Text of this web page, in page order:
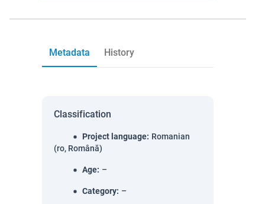
Metadata History
Classification
Project language: Romanian
(ro, Română)
Age: –
Category: –